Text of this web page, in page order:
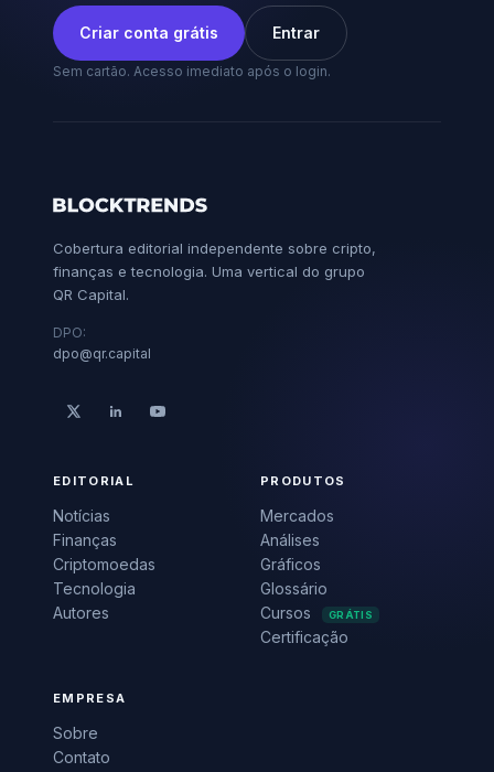
Criar conta grátis Entrar
Sem cartão. Acesso imediato após o login.
Cobertura editorial independente sobre cripto,
finanças e tecnologia. Uma vertical do grupo
QR Capital.
DPO:
dpo@qr.capital
EDITORIAL
Notícias
Finanças
Criptomoedas
Tecnologia
Autores
PRODUTOS
Mercados
Análises
Gráficos
Glossário
Cursos
GRÁTIS
Certificação
EMPRESA
Sobre
Contato